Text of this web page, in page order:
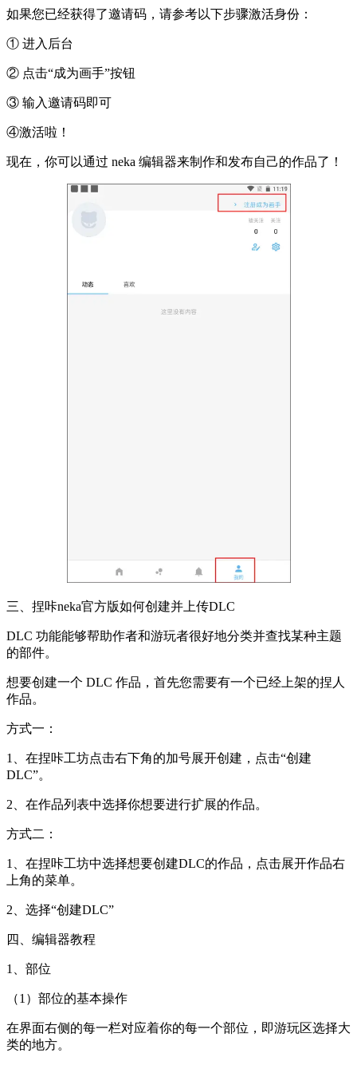
如果您已经获得了邀请码，请参考以下步骤激活身份：
① 进入后台
② 点击“成为画手”按钮
③ 输入邀请码即可
④激活啦！
现在，你可以通过 neka 编辑器来制作和发布自己的作品了！
三、捏咔neka官方版如何创建并上传DLC
DLC 功能能够帮助作者和游玩者很好地分类并查找某种主题
的部件。
想要创建一个 DLC 作品，首先您需要有一个已经上架的捏人
作品。
方式一：
1、在捏咔工坊点击右下角的加号展开创建，点击“创建
DLC”。
2、在作品列表中选择你想要进行扩展的作品。
方式二：
1、在捏咔工坊中选择想要创建DLC的作品，点击展开作品右
上角的菜单。
2、选择“创建DLC”
四、编辑器教程
1、部位
（1）部位的基本操作
在界面右侧的每一栏对应着你的每一个部位，即游玩区选择大
类的地方。